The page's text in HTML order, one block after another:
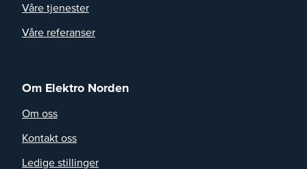
Våre tjenester
Våre referanser
Om Elektro Norden
Om oss
Kontakt oss
Ledige stillinger